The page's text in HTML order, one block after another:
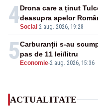
4Social -2 aug. 2026, 19:28
Drona care a ținut
deasupra apelor
5 Economie-2 aug. 2026, 15:36
Carburanții s-au
pas de 11 lei/litru
ACTUALITATE